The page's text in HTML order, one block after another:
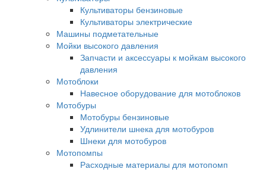
Культиваторы бензиновые
Культиваторы электрические
Машины подметательные
Мойки высокого давления
Запчасти и аксессуары к мойкам высокого
давления
Мотоблоки
Навесное оборудование для мотоблоков
Мотобуры
Мотобуры бензиновые
Удлинители шнека для мотобуров
Шнеки для мотобуров
Мотопомпы
Расходные материалы для мотопомп